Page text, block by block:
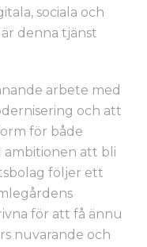
sociala och
är denna tjänst
arbete med
och att
för både
ambitionen att bli
följer ett
för att få ännu
nuvarande och